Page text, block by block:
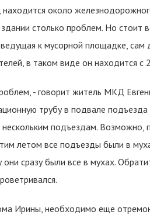
около
столько проблем. Но стоит
к мусорной площадке,
в таком виде он находится с
- говорит житель МКД
трубу в подвале
нескольким подъездам. Возможно,
летом все подъезды были в
они сразу были все в мухах.
Ирины, необходимо еще